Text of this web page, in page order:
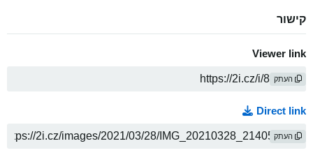
קישור
Viewer link
העתק
Direct link
העתק